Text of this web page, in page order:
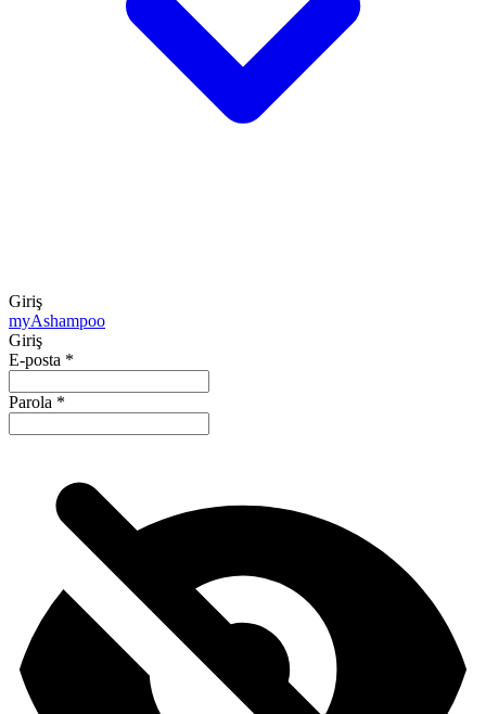
Giriş
myAshampoo
Giriş
E-posta *
Parola *